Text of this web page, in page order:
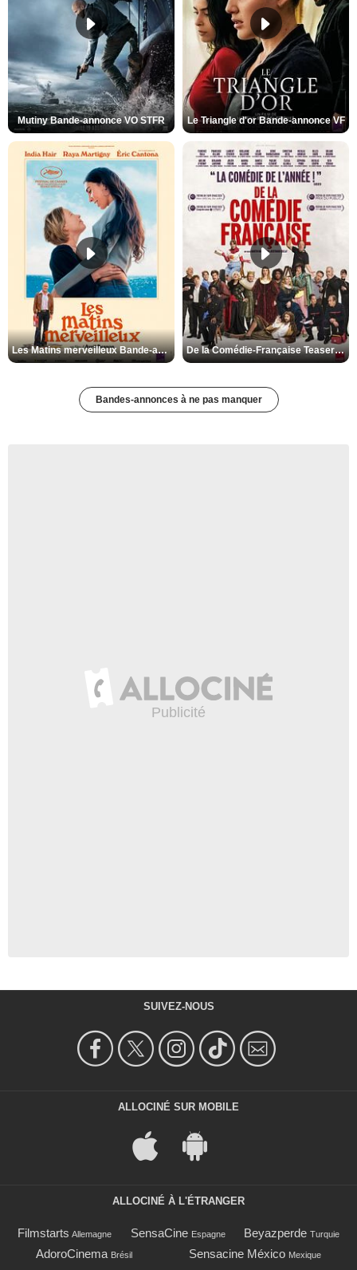
Mutiny Bande-annonce VO STFR Le Triangle d'or Bande-annonce VF
Les Matins merveilleux Bande-annonce VF De la Comédie-Française Teaser VF
Bandes-annonces à ne pas manquer
SUIVEZ-NOUS
ALLOCINÉ SUR MOBILE
ALLOCINÉ À L'ÉTRANGER
Filmstarts Allemagne SensaCine Espagne Beyazperde Turquie
AdoroCinema Brésil Sensacine México Mexique